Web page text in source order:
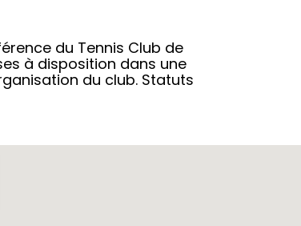
du Tennis Club de
à disposition dans une
du club. Statuts